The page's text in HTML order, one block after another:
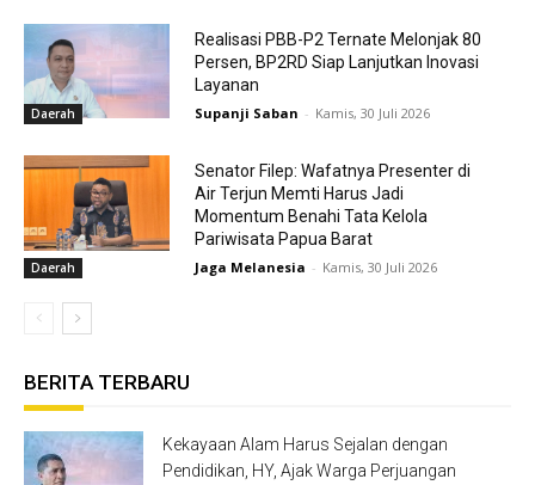
Daerah
Realisasi PBB-P2 Ternate Melonjak 80
Persen, BP2RD Siap Lanjutkan Inovasi
Layanan
Supanji Saban - Kamis, 30 Juli 2026
Daerah
Senator Filep: Wafatnya Presenter di
Air Terjun Memti Harus Jadi
Momentum Benahi Tata Kelola
Pariwisata Papua Barat
Jaga Melanesia - Kamis, 30 Juli 2026
BERITA TERBARU
Kekayaan Alam Harus Sejalan dengan
Pendidikan, HY, Ajak Warga Perjuangan